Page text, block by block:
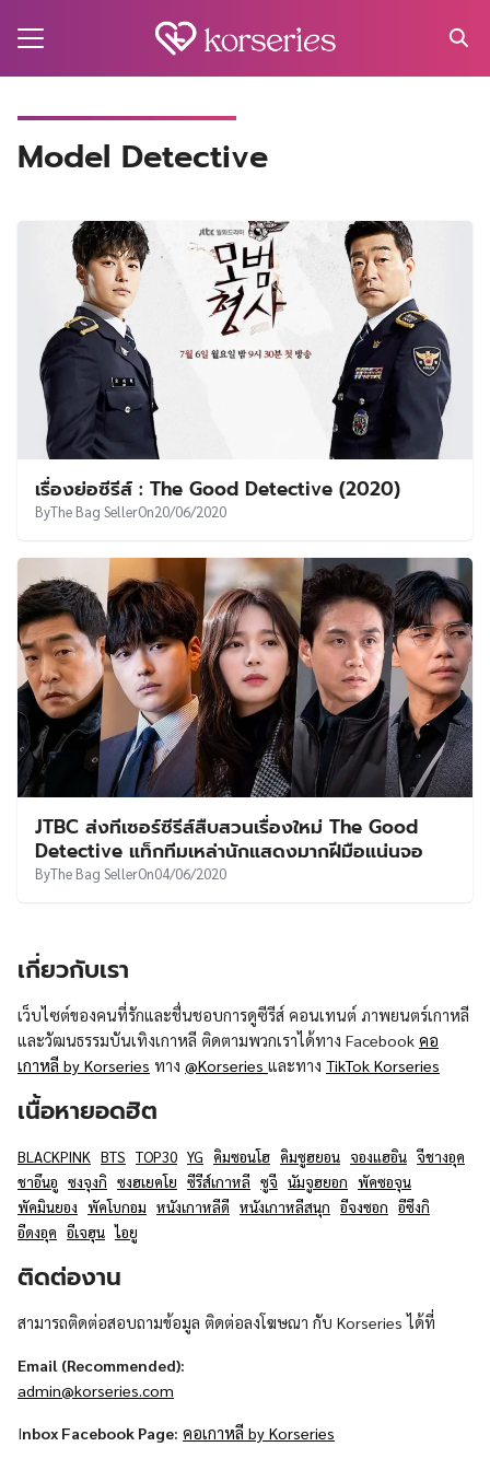
Model Detective
เรื่องย่อซีรีส์ : The Good Detective (2020)
ByThe Bag SellerOn20/06/2020
JTBC ส่งทีเซอร์ซีรีส์สืบสวนเรื่องใหม่ The Good
Detective แท็กทีมเหล่านักแสดงมากฝีมือแน่นจอ
ByThe Bag SellerOn04/06/2020
เกี่ยวกับเรา
เว็บไซต์ของคนที่รักและชื่นชอบการดูซีรีส์ คอนเทนต์ ภาพยนตร์เกาหลี
และวัฒนธรรมบันเทิงเกาหลี ติดตามพวกเราได้ทาง Facebook คอ
เกาหลี by Korseries ทาง @Korseries และทาง TikTok Korseries
เนื้อหายอดฮิต
BLACKPINK BTS TOP30 YG คิมซอนโฮ คิมซูฮยอน จองแฮอิน จีชางอุค
ชาอึนอู ซงจุงกิ ซงฮเยคโย ซีรีส์เกาหลี ซูจี นัมจูฮยอก พัคซอจุน
พัคมินยอง พัคโบกอม หนังเกาหลีดี หนังเกาหลีสนุก อีจงซอก อีซึงกิ
อีดงอุค อีเจฮุน ไอยู
ติดต่องาน
สามารถติดต่อสอบถามข้อมูล ติดต่อลงโฆษณา กับ Korseries ได้ที่
Email (Recommended):
admin@korseries.com
Inbox Facebook Page: คอเกาหลี by Korseries